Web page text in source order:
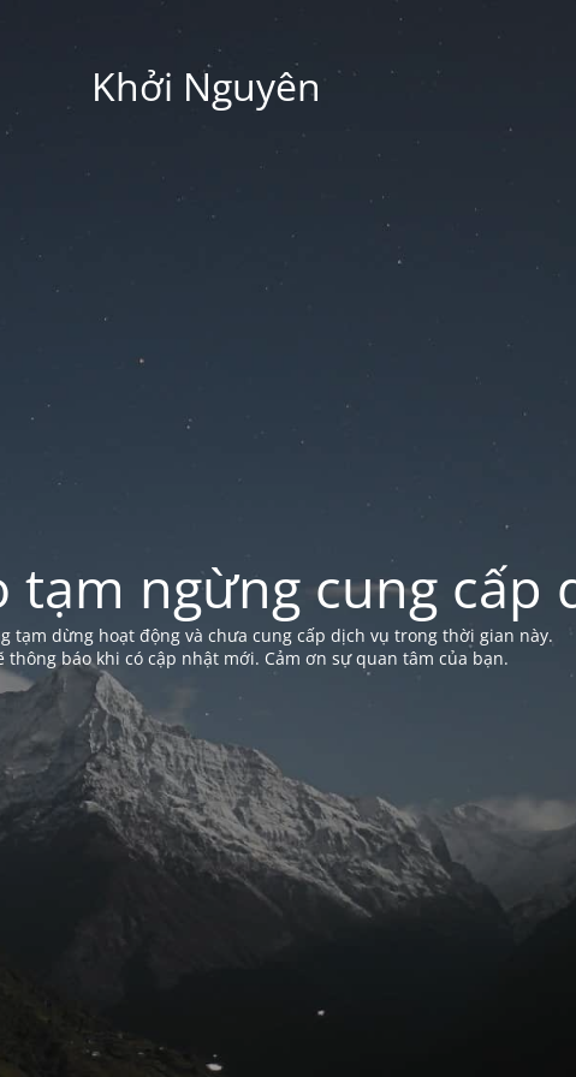
Khởi Nguyên
tạm ngừng cung cấp
tạm dừng hoạt động và chưa cung cấp dịch vụ trong thời gian này.
thông báo khi có cập nhật mới. Cảm ơn sự quan tâm của bạn.